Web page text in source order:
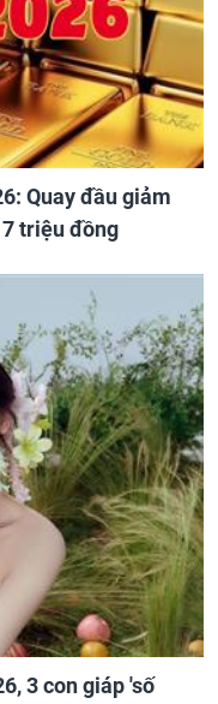
Quay đầu giảm
triệu đồng
3 con giáp 'số